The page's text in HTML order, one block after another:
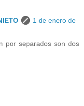
1 de enero de
por separados son dos